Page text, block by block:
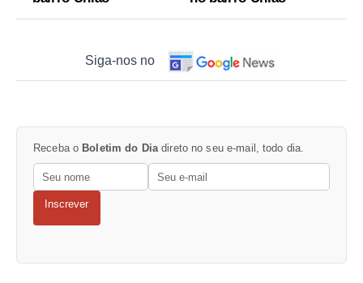
Siga-nos no
Receba o Boletim do Dia direto no seu e-mail, todo dia.
Inscrever